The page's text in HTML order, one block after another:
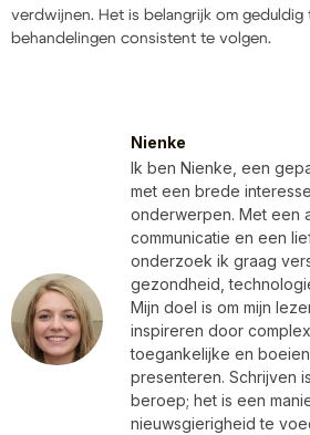
verdwijnen. Het is belangrijk om geduldig
behandelingen consistent te volgen.
Nienke
Ik ben Nienke, een
met een brede
onderwerpen. Met een
communicatie en een
onderzoek ik graag
gezondheid,
Mijn doel is om mijn
inspireren door
toegankelijke en
presenteren. Schrijven
beroep; het is een
nieuwsgierigheid te